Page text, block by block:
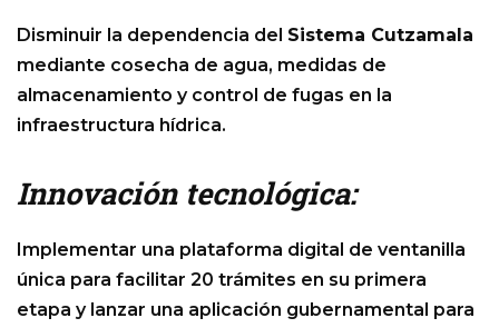
Disminuir la dependencia del Sistema Cutzamala
mediante cosecha de agua, medidas de
almacenamiento y control de fugas en la
infraestructura hídrica.
Innovación tecnológica:
Implementar una plataforma digital de ventanilla
única para facilitar 20 trámites en su primera
etapa y lanzar una aplicación gubernamental para